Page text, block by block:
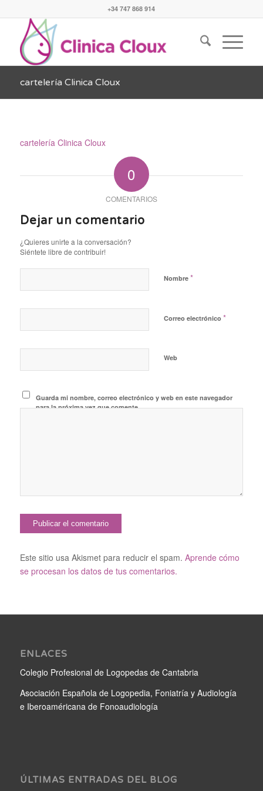
+34 747 868 914
cartelería Clinica Cloux
cartelería Clinica Cloux
0
COMENTARIOS
Dejar un comentario
¿Quieres unirte a la conversación?
Siéntete libre de contribuir!
Nombre *
Correo electrónico *
Web
Guarda mi nombre, correo electrónico y web en este navegador
para la próxima vez que comente.
Este sitio usa Akismet para reducir el spam. Aprende cómo
se procesan los datos de tus comentarios.
ENLACES
Colegio Profesional de Logopedas de Cantabria
Asociación Española de Logopedia, Foniatría y Audiología
e Iberoaméricana de Fonoaudiología
ÚLTIMAS ENTRADAS DEL BLOG